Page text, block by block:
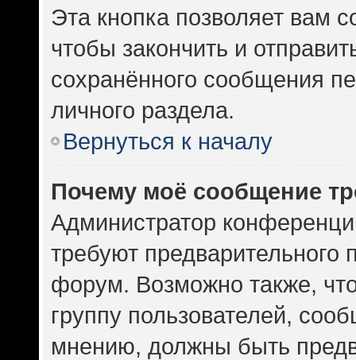
Эта кнопка позволяет вам
чтобы закончить и
сохранённого сообщения
личного раздела.
Вернуться к началу
Почему моё сообщение
Администратор
требуют предварительного
форум. Возможно также,
группу пользователей,
мнению, должны быть